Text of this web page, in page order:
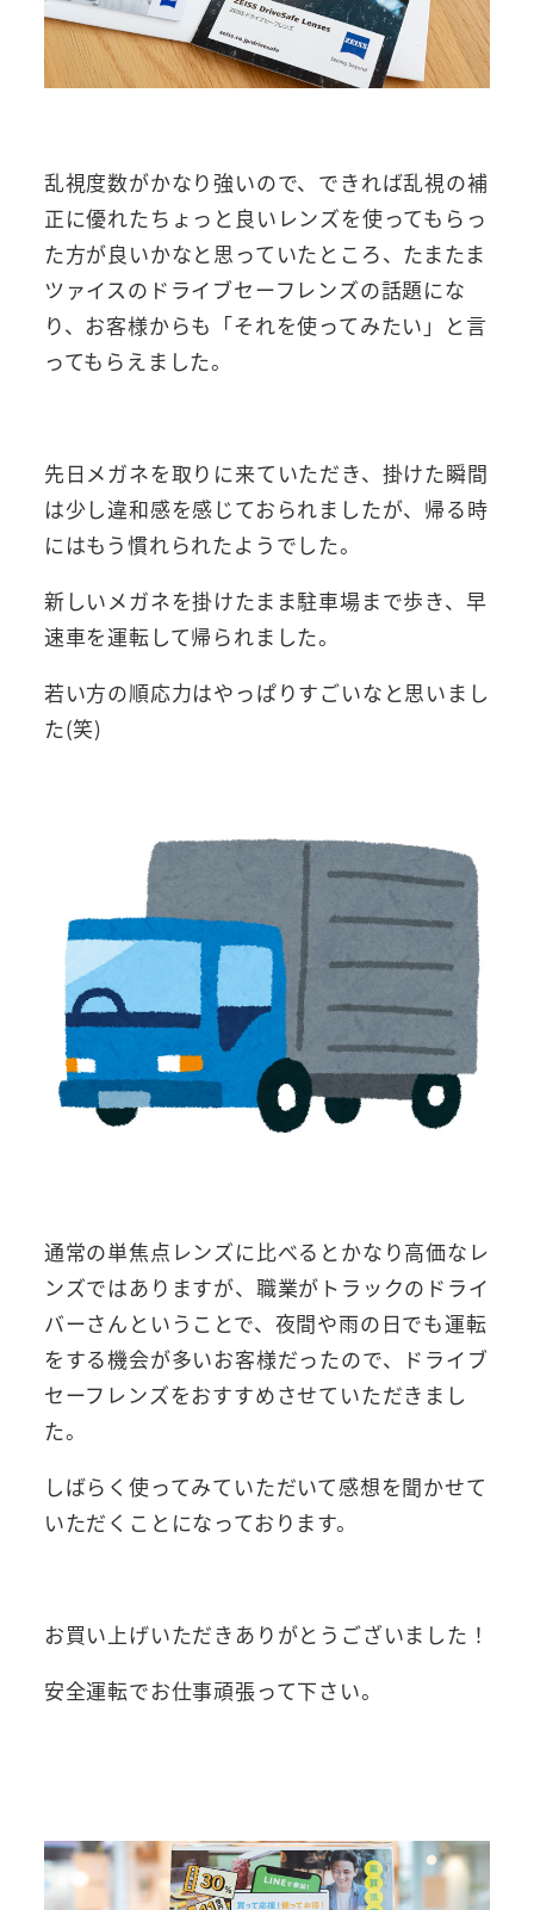
乱視度数がかなり強いので、できれば乱視の補
正に優れたちょっと良いレンズを使ってもらっ
た方が良いかなと思っていたところ、たまたま
ツァイスのドライブセーフレンズの話題にな
り、お客様からも「それを使ってみたい」と言
ってもらえました。
先日メガネを取りに来ていただき、掛けた瞬間
は少し違和感を感じておられましたが、帰る時
にはもう慣れられたようでした。
新しいメガネを掛けたまま駐車場まで歩き、早
速車を運転して帰られました。
若い方の順応力はやっぱりすごいなと思いまし
た(笑)
通常の単焦点レンズに比べるとかなり高価なレ
ンズではありますが、職業がトラックのドライ
バーさんということで、夜間や雨の日でも運転
をする機会が多いお客様だったので、ドライブ
セーフレンズをおすすめさせていただきまし
た。
しばらく使ってみていただいて感想を聞かせて
いただくことになっております。
お買い上げいただきありがとうございました！
安全運転でお仕事頑張って下さい。